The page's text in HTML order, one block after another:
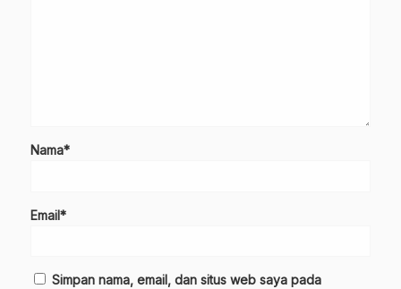
Nama*
Email*
Simpan nama, email, dan situs web saya pada